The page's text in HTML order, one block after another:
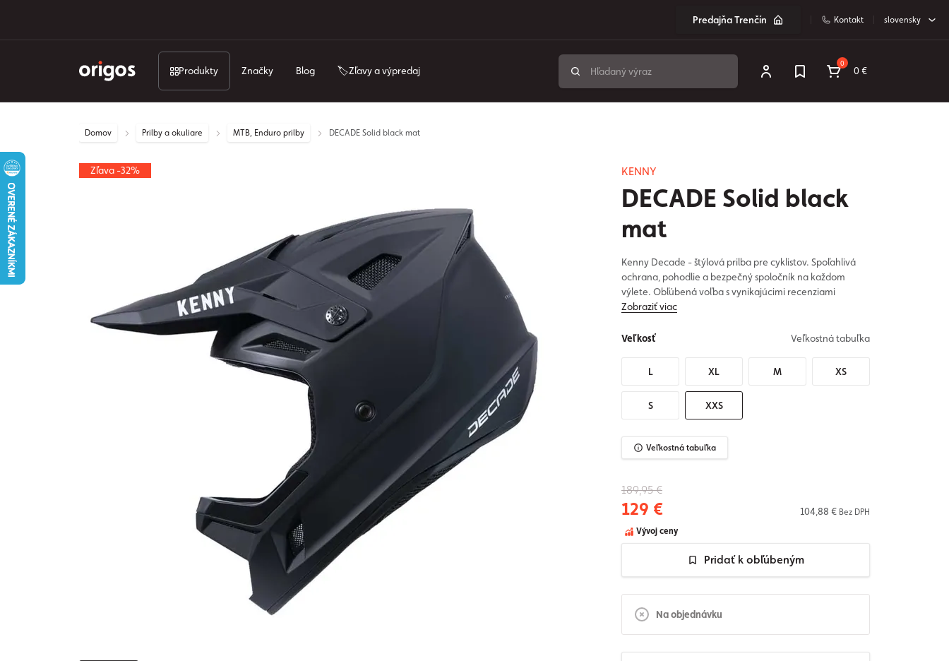
Predajňa Trenčín Kontakt slovensky
Produkty Značky Blog 🏷️Zľavy a výpredaj
0
0 €
Domov Prilby a okuliare MTB, Enduro prilby DECADE Solid black mat
KENNY
DECADE Solid black
mat
Kenny Decade - štýlová prilba pre cyklistov. Spoľahlivá
ochrana, pohodlie a bezpečný spoločník na každom
výlete. Obľúbená voľba s vynikajúcimi recenziami
Zobraziť viac
Zľava -32%
Veľkosť Veľkostná tabuľka
L XL M XS
S XXS
Veľkostná tabuľka
189,95 €
129 € 104,88 € Bez DPH
Vývoj ceny
Pridať k obľúbeným
Na objednávku